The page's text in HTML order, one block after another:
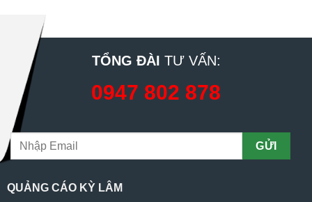
TỔNG ĐÀI TƯ VẤN:
0947 802 878
QUẢNG CÁO KỲ LÂM